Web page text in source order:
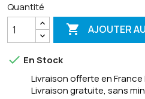
Quantité
 AJOUTER
 En Stock
Livraison offerte en
Livraison gratuite, sans